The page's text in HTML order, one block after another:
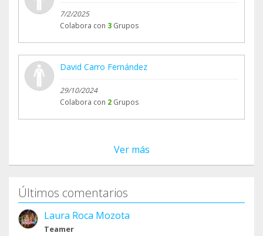
7/2/2025
Colabora con 3 Grupos
David Carro Fernández
29/10/2024
Colabora con 2 Grupos
Ver más
Últimos comentarios
Laura Roca Mozota
Teamer